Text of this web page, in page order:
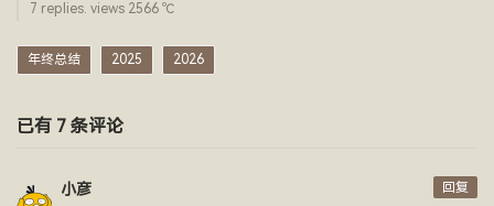
7 replies. views 2566 ­℃
年终总结 2025 2026
已有 7 条评论
小彦 回复